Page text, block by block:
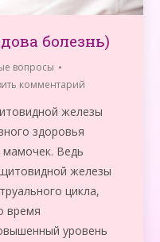
болезнь)
вопросы
комментарий
железы
здоровья
Ведь
железы
цикла,
время
уровень